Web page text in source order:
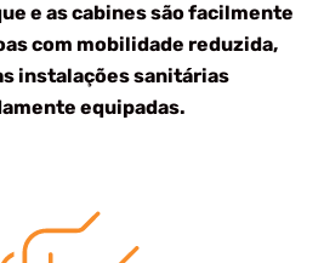
e as cabines são facilmente
com mobilidade reduzida,
instalações sanitárias
equipadas.